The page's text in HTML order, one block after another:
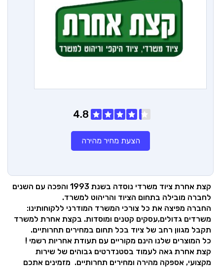
4.8
הצעת מחיר מהירה
קצת אחרת ציוד משרדי נוסדה בשנת 1993 והפכה עם השנים
לחברה מובילה בתחום הציוד והריהוט למשרד.
החברה מפיצה את כל צורכי המשרד המודרני ללקוחותינו:
משרדים גדולים,עסקים קטנים ומוסדות. בקצת אחרת למשרד
תקבל מגוון רחב של ציוד בכל תחום במחירים תחרותיים.
כל המוצרים שלנו הינם מקוריים עם תעודת אחריות רשמי !
קצת אחרת גאה לעמוד בסטנדרטים גבוהים של שירות
מקצועי, אספקה מהירה ומחירים תחרותיים. מזמינים אתכם